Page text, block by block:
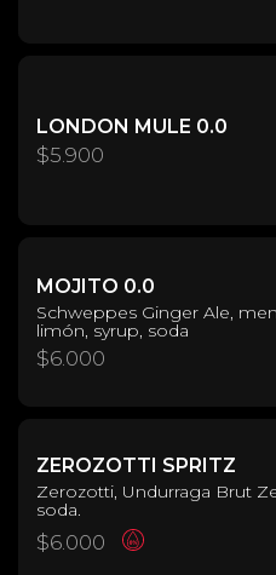
LONDON MULE 0.0
$5.900
MOJITO 0.0
Schweppes Ginger Ale,
limón, syrup, soda
$6.000
ZEROZOTTI SPRITZ
Zerozotti, Undurraga Brut
soda.
$6.000